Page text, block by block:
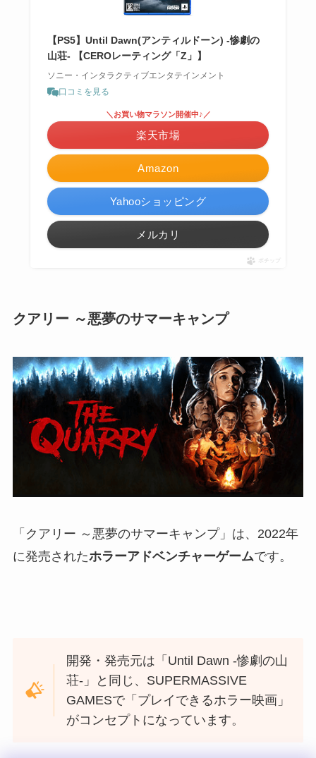
【PS5】Until Dawn(アンティルドーン) -惨劇の
山荘- 【CEROレーティング「Z」】
ソニー・インタラクティブエンタテインメント
口コミを見る
Amazon
＼お買い物マラソン開催中♪／
楽天市場
Yahooショッピング
メルカリ
ポチップ
クアリー ～悪夢のサマーキャンプ
「クアリー ～悪夢のサマーキャンプ」は、2022年
に発売されたホラーアドベンチャーゲームです。
開発・発売元は「Until Dawn -惨劇の山
荘-」と同じ、SUPERMASSIVE
GAMESで「プレイできるホラー映画」
がコンセプトになっています。